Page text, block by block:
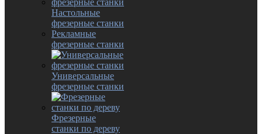
Настольные
фрезерные станки
Рекламные
фрезерные станки
Универсальные
фрезерные станки
Фрезерные
станки по дереву